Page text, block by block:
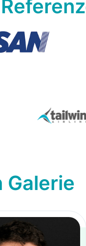
Galerie